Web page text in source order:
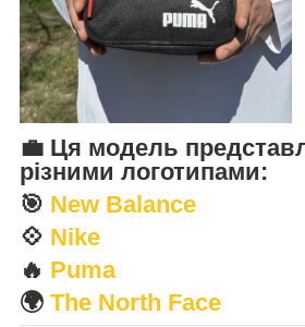
💼 Ця модель
різними логотипами:
🎯 New Balance
💠 Nike
🔥 Puma
🌍 The North Face